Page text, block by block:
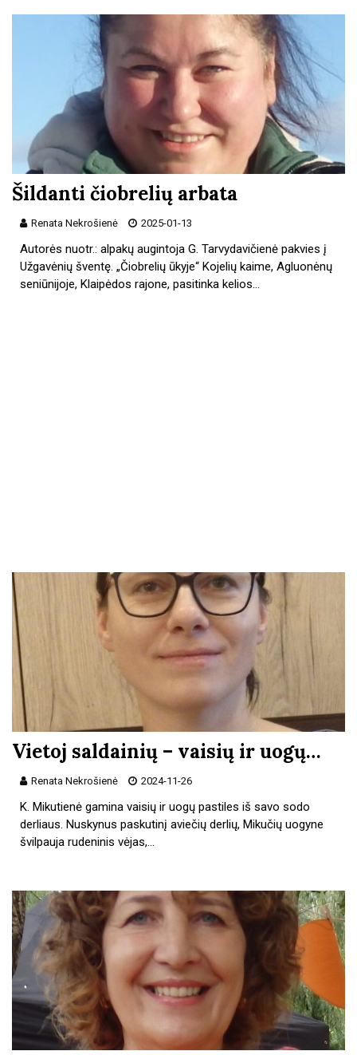
Šildanti čiobrelių arbata
Renata Nekrošienė 2025-01-13
Autorės nuotr.: alpakų augintoja G. Tarvydavičienė pakvies į
Užgavėnių šventę. „Čiobrelių ūkyje“ Kojelių kaime, Agluonėnų
seniūnijoje, Klaipėdos rajone, pasitinka kelios…
Vietoj saldainių – vaisių ir uogų…
Renata Nekrošienė 2024-11-26
K. Mikutienė gamina vaisių ir uogų pastiles iš savo sodo
derliaus. Nuskynus paskutinį aviečių derlių, Mikučių uogyne
švilpauja rudeninis vėjas,…